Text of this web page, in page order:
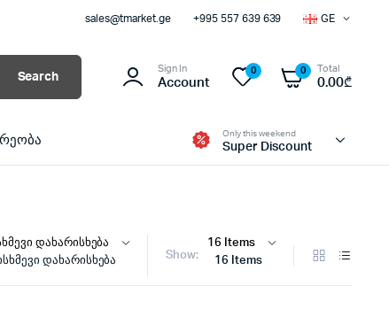
sales@tmarket.ge +995 557 639 639 GE
Search
Sign In
Account
0 0 Total
0.00₾
Only this weekend
Super Discount
დახარისხება Show: 16 Items